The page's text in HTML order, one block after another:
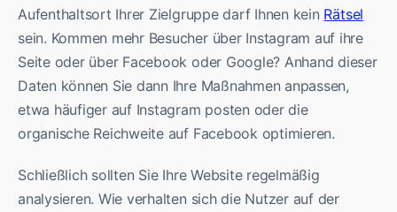
Aufenthaltsort Ihrer Zielgruppe darf Ihnen kein Rätsel
sein. Kommen mehr Besucher über Instagram auf ihre
Seite oder über Facebook oder Google? Anhand dieser
Daten können Sie dann Ihre Maßnahmen anpassen,
etwa häufiger auf Instagram posten oder die
organische Reichweite auf Facebook optimieren.
Schließlich sollten Sie Ihre Website regelmäßig
analysieren. Wie verhalten sich die Nutzer auf der